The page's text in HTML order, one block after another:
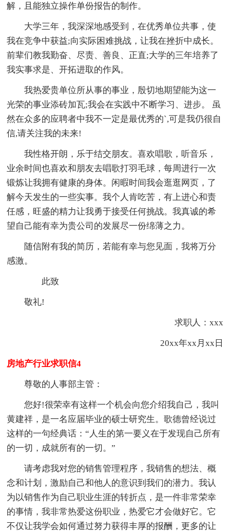
解，且能独立操作单份报告的制作。
大学三年，我深深地感受到，在优秀单位共事，使
我在竞争中获益;向实际困难挑战，让我在挫折中成长。
前辈们教我勤奋、尽责、善良、正直;大学的三年培养了
我实事求是、开拓进取的作风。
我热爱贵单位所从事的事业，殷切地期望能为这一
光荣的事业添砖加瓦;我会在实践中不断学习、进步。 虽
然在众多的应聘者中我不一定是最优秀的`,可是我仍很自
信,请关注我的未来!
我性格开朗，乐于结交朋友。喜欢唱歌，听音乐，
业余时间也喜欢和朋友去唱歌打羽毛球，每周进行一次
锻炼让我拥有健康的身体。闲暇时间我会逛逛网页，了
解今天发生的一些实事。我个人肯吃苦，有上进心和责
任感，旺盛的精力让我勇于接受任何挑战。我真诚的希
望自己能有幸为贵公司的发展尽一份绵薄之力。
随信附有我的简历，若能有幸与您见面，我将万分
感激。
此致
敬礼!
求职人：xxx
20xx年xx月xx日
房地产行业求职信4
尊敬的人事部主管：
您好!很荣幸有这样一个机会向您介绍我自己，我叫
黄建祥，是一名应届毕业的硕士研究生。歌德曾经说过
这样的一句经典话：“人生的第一要义在于发现自己所有
的一切，成就所有的一切。”
请考虑我对您的销售管理程序，我销售的想法、概
念和计划，激励自己和他人的意识到我们的潜力。我认
为以销售作为自己职业生涯的转折点，是一件非常荣幸
的事情，我非常热爱这份职业，热爱它才会做好它。它
不仅让我学会如何通过努力获得丰厚的报酬，更多的让